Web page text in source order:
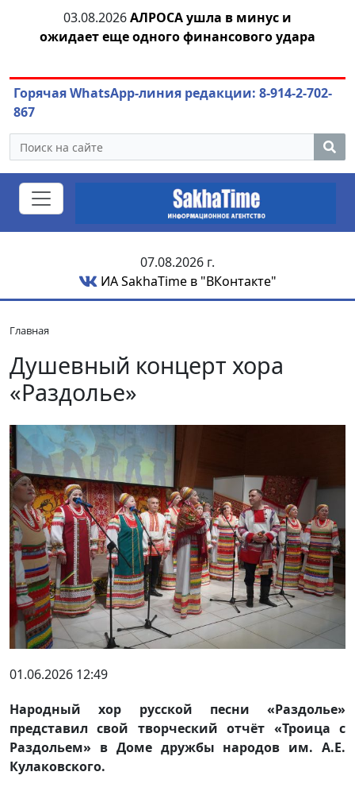
03.08.2026АЛРОСА ушла в минус и
ожидает еще одного финансового удара
Горячая WhatsApp-линия редакции: 8-914-2-702-
867
07.08.2026 г.
ИА SakhaTime в "ВКонтакте"
Главная
Душевный концерт хора
«Раздолье»
01.06.2026 12:49
Народный хор русской песни «Раздолье»
представил свой творческий отчёт «Троица с
Раздольем» в Доме дружбы народов им. А.Е.
Кулаковского.